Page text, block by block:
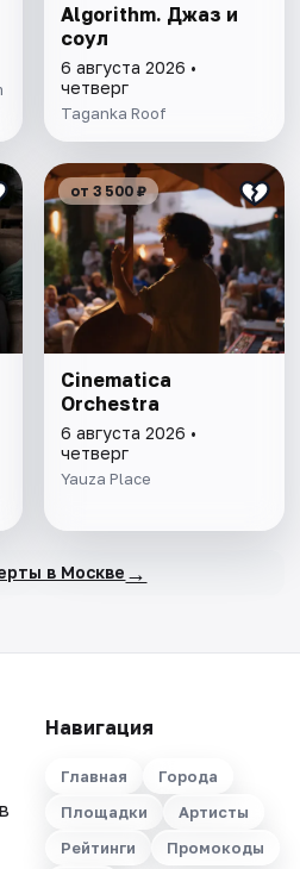
Algorithm. Джаз и
соул
6 августа 2026 •
четверг
Taganka Roof
от 3 500 ₽
Cinematica
Orchestra
6 августа 2026 •
четверг
Yauza Place
в Москве →
Навигация
Главная
Города
Площадки
Артисты
Рейтинги
Промокоды